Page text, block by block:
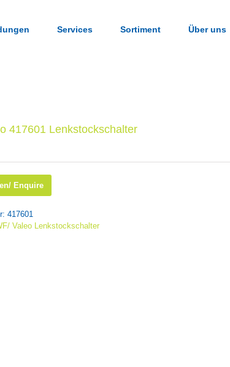
Services Sortiment Über uns
417601 Lenkstockschalter
Enquire
417601
Valeo Lenkstockschalter